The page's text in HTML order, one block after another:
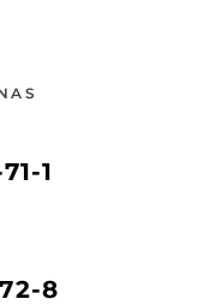
1
8